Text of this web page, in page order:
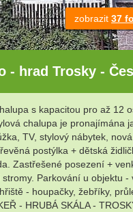
zobrazit 37
- hrad Trosky -
s kapacitou pro až
chalupa je
TV, stylový nábytek,
postýlka + dětská
Zastřešené posezení +
Parkování u objektu
- houpačky, žebříky,
- HRUBÁ SKÁLA -